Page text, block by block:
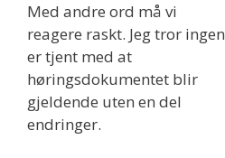
Med andre ord må vi
reagere raskt. Jeg tror ingen
er tjent med at
høringsdokumentet blir
gjeldende uten en del
endringer.